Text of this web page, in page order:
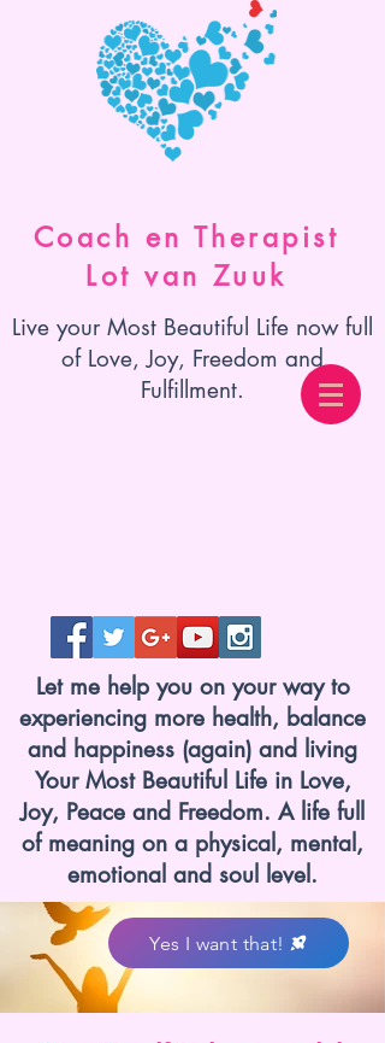
Coach en Therapist
Lot van Zuuk
Live your Most Beautiful Life now full
of Love, Joy, Freedom and
Fulfillment.
Let me help you on your way to
experiencing more health, balance
and happiness (again) and living
Your Most Beautiful Life in Love,
Joy, Peace and Freedom. A life full
of meaning on a physical, mental,
emotional and soul level.
Yes I want that!